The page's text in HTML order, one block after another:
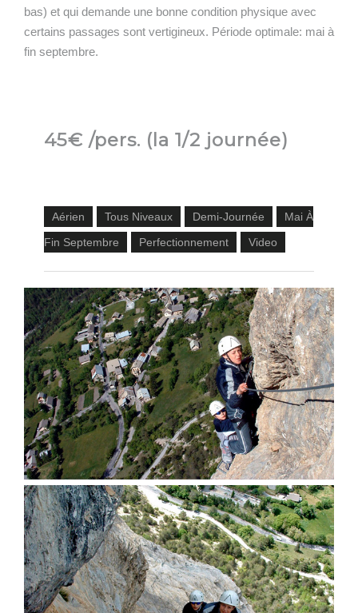
bas) et qui demande une bonne condition physique avec
certains passages sont vertigineux. Période optimale: mai à
fin septembre.
45€ /pers. (la 1/2 journée)
Aérien Tous Niveaux Demi-Journée
Mai À
Fin Septembre
Perfectionnement Video